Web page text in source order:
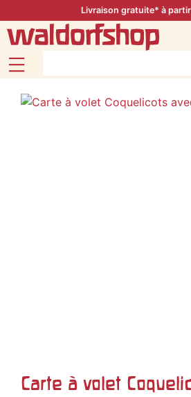
Livraison gratuite* à
Carte à volet